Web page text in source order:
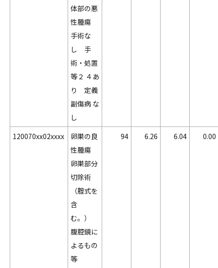
体部の悪
性腫瘍
手術な
し 手
術・処置
等２ ４あ
り 定義
副傷病 な
し
120070xx02xxxx
卵巣の良
性腫瘍
卵巣部分
切除術
（腟式を
含
む。）
腹腔鏡に
よるもの
等
94 6.26 6.04 0.00